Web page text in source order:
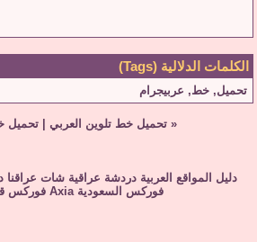
الكلمات الدلالية (Tags)
تحميل, خط, عربيجرام
« تحميل خط تلوين العربي |تحميل
دليل المواقع العربية دردشة عراقية شات عراقنا
فوركس السعودية Axia فوركس